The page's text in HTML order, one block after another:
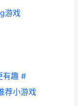
游戏
有趣 #
荐小游戏